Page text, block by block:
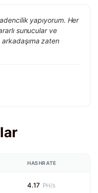
yapıyorum. Her
sunucular ve
zaten
HASHRATE
4.17 PH/s